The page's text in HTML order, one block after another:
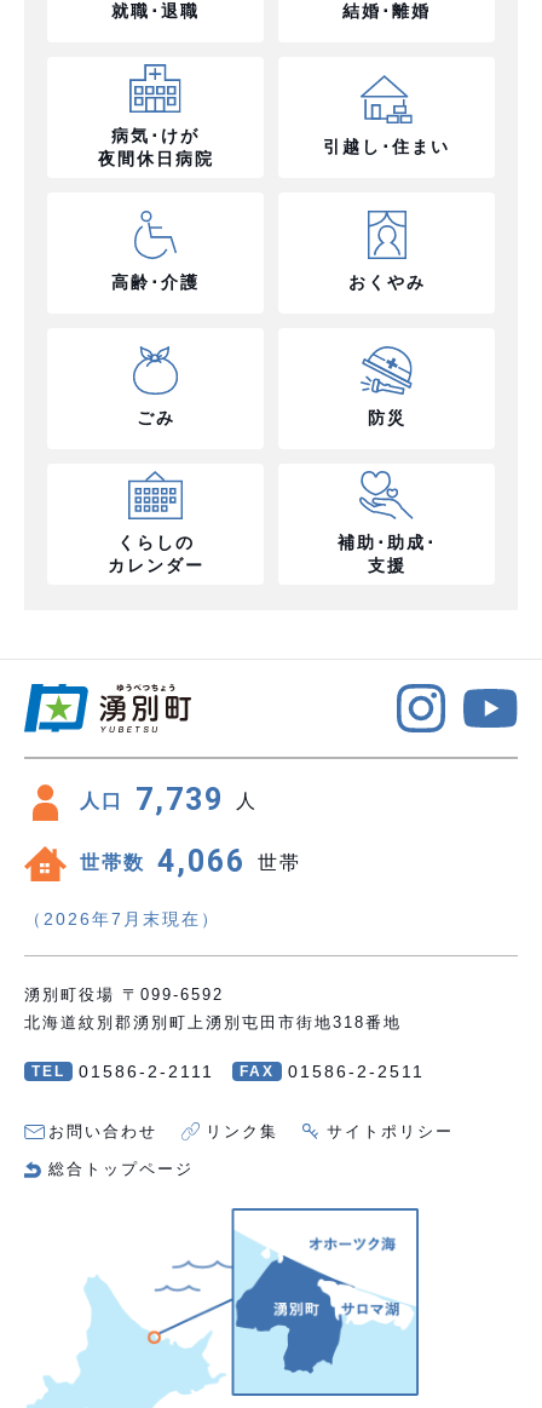
就職･退職 結婚･離婚
病気･けが
夜間休日病院
引越し･住まい
高齢･介護 おくやみ
ごみ 防災
くらしの
カレンダー
補助･助成･
支援
人口 7,739 人
世帯数 4,066 世帯
（2026年7月末現在）
湧別町役場 〒099-6592
北海道紋別郡湧別町上湧別屯田市街地318番地
TEL 01586-2-2111 FAX 01586-2-2511
お問い合わせ リンク集 サイトポリシー
総合トップページ